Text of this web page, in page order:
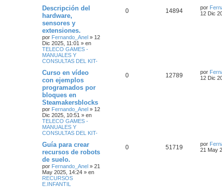
Descripción del
hardware,
sensores y
extensiones.
por Fernando_Anel » 12
Dic 2025, 11:01 » en
TELECO GAMES -
MANUALES Y
CONSULTAS DEL KIT-
0 14894 por
12 Dic
Curso en vídeo
con ejemplos
programados por
bloques en
Steamakersblocks
por Fernando_Anel » 12
Dic 2025, 10:51 » en
TELECO GAMES -
MANUALES Y
CONSULTAS DEL KIT-
0 12789 por
12 Dic
Guía para crear
recursos de robots
de suelo.
por Fernando_Anel » 21
May 2025, 14:24 » en
RECURSOS
E.INFANTIL
0 51719 por
21 May